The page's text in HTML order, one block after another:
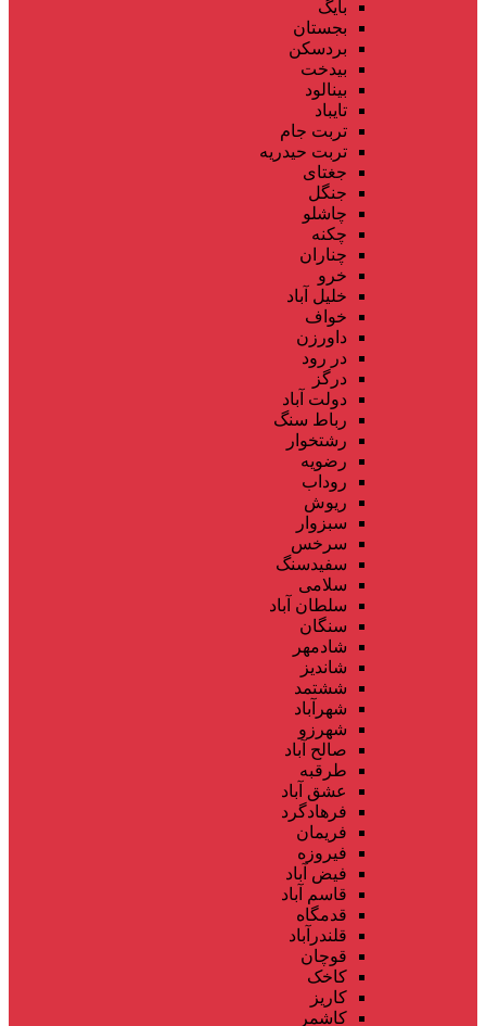
بایگ
بجستان
بردسکن
بیدخت
بینالود
تایباد
تربت جام
تربت حیدریه
جغتای
جنگل
چاشلو
چکنه
چناران
خرو
خلیل آباد
خواف
داورزن
در رود
درگز
دولت آباد
رباط سنگ
رشتخوار
رضویه
روداب
ریوش
سبزوار
سرخس
سفیدسنگ
سلامی
سلطان آباد
سنگان
شادمهر
شاندیز
ششتمد
شهرآباد
شهرزو
صالح آباد
طرقبه
عشق آباد
فرهادگرد
فریمان
فیروزه
فیض آباد
قاسم آباد
قدمگاه
قلندرآباد
قوچان
کاخک
کاریز
کاشمر